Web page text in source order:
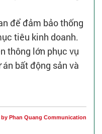
để đảm bảo thống
tiêu kinh doanh.
thông lớn phục vụ
bất động sản và
by Phan Quang Communication